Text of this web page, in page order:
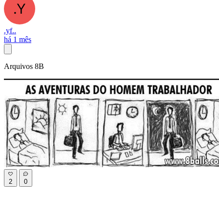
.yf..
há 1 mês
Arquivos 8B
2 0